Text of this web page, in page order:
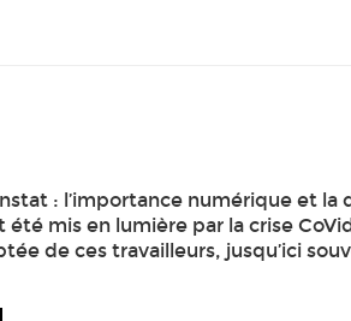
: l’importance numérique et la
mis en lumière par la crise
de ces travailleurs, jusqu’ici